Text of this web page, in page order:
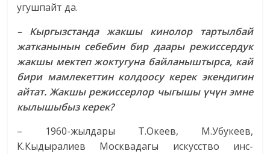
угушпайт да.
– Кыргызстанда жакшы кинолор тартылбай
жатканынын себебин бир даары режиссердук
жакшы мектеп жоктугуна байланыштырса, кай
бири мамлекеттин колдоосу керек экендигин
айтат. Жакшы режиссерлор чыгышы үчүн эмне
кылышыбыз керек?
– 1960-жылдары Т.Океев, М.Убукеев,
К.Кыдыралиев Москвадагы искусство инс­